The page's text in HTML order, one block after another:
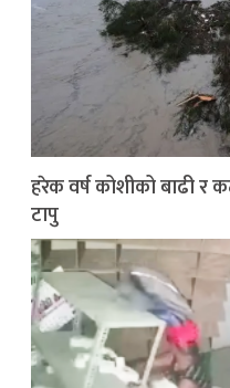
हरेक वर्ष कोशीको बाढी र
टापु